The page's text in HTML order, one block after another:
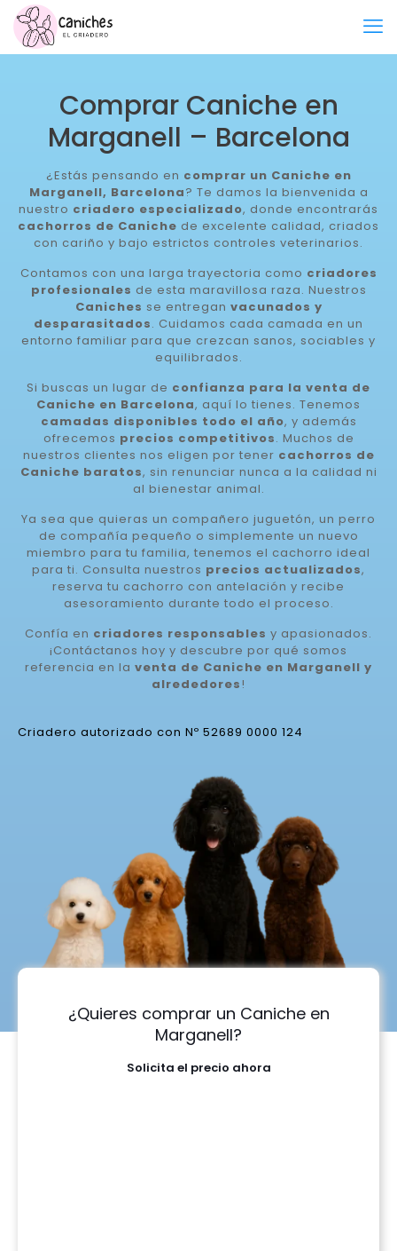
Comprar Caniche en
Marganell – Barcelona
¿Estás pensando en comprar un Caniche en
Marganell, Barcelona? Te damos la bienvenida a
nuestro criadero especializado, donde encontrarás
cachorros de Caniche de excelente calidad, criados
con cariño y bajo estrictos controles veterinarios.
Contamos con una larga trayectoria como criadores
profesionales de esta maravillosa raza. Nuestros
Caniches se entregan vacunados y
desparasitados. Cuidamos cada camada en un
entorno familiar para que crezcan sanos, sociables y
equilibrados.
Si buscas un lugar de confianza para la venta de
Caniche en Barcelona, aquí lo tienes. Tenemos
camadas disponibles todo el año, y además
ofrecemos precios competitivos. Muchos de
nuestros clientes nos eligen por tener cachorros de
Caniche baratos, sin renunciar nunca a la calidad ni
al bienestar animal.
Ya sea que quieras un compañero juguetón, un perro
de compañía pequeño o simplemente un nuevo
miembro para tu familia, tenemos el cachorro ideal
para ti. Consulta nuestros precios actualizados,
reserva tu cachorro con antelación y recibe
asesoramiento durante todo el proceso.
Confía en criadores responsables y apasionados.
¡Contáctanos hoy y descubre por qué somos
referencia en la venta de Caniche en Marganell y
alrededores!
Criadero autorizado con Nº 52689 0000 124
¿Quieres comprar un Caniche en
Marganell?
Solicita el precio ahora